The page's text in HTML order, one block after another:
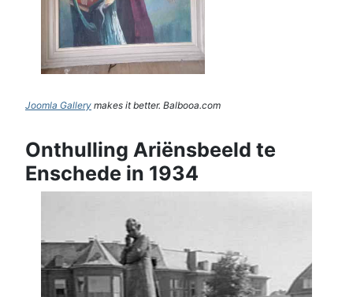
Joomla Gallery makes it better. Balbooa.com
Onthulling Ariënsbeeld te
Enschede in 1934